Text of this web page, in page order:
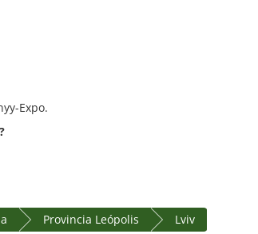
Expo.
Provincia Leópolis Lviv